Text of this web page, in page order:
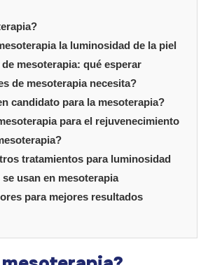
la luminosidad de la piel
mesoterapia: qué esperar
de mesoterapia necesita?
candidato para la mesoterapia?
para el rejuvenecimiento
tratamientos para luminosidad
usan en mesoterapia
para mejores resultados